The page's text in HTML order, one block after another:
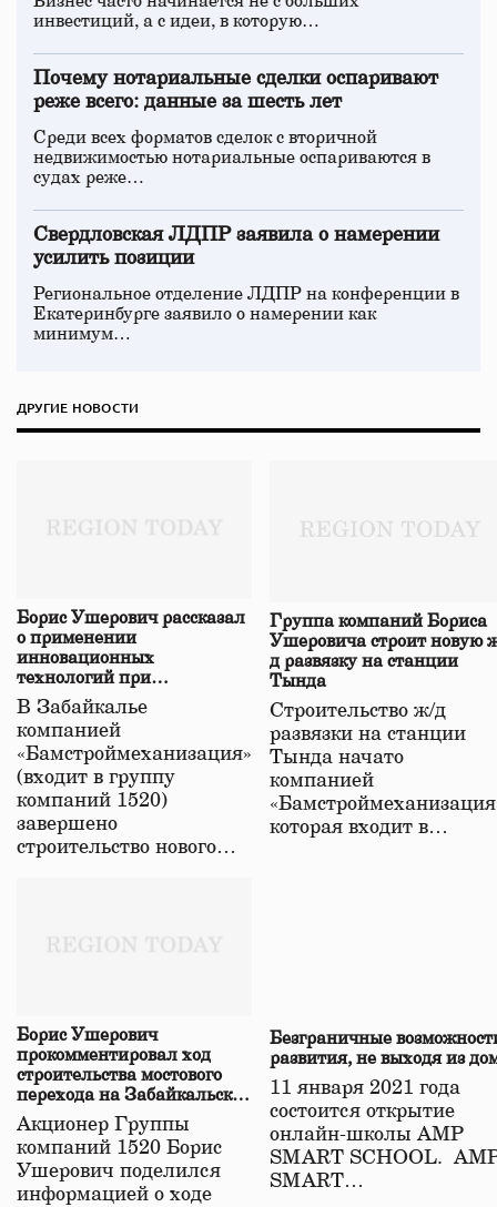
инвестиций, а с идеи, в которую…
Почему нотариальные сделки оспаривают
реже всего: данные за шесть лет
Среди всех форматов сделок с вторичной
недвижимостью нотариальные оспариваются в
судах реже…
Свердловская ЛДПР заявила о намерении
усилить позиции
Региональное отделение ЛДПР на конференции в
Екатеринбурге заявило о намерении как
минимум…
ДРУГИЕ НОВОСТИ
Борис Ушерович рассказал
о применении
инновационных
технологий при
строительстве нового моста
в Забайкалье
В Забайкалье
компанией
«Бамстроймеханизация»
(входит в группу
компаний 1520)
завершено
строительство нового…
Группа компаний Бориса
Ушеровича строит новую
д развязку на станции
Тында
Строительство ж/д
развязки на станции
Тында начато
компанией
которая входит в…
Борис Ушерович
прокомментировал ход
строительства мостового
перехода на Забайкальской
железной дороге
Акционер Группы
компаний 1520 Борис
Ушерович поделился
информацией о ходе
Безграничные
развития, не выходя из
11 января 2021 года
состоится открытие
онлайн-школы АМР
SMART SCHOOL.
SMART…